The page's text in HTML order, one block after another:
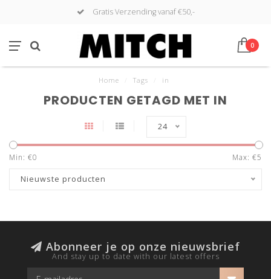
Gratis Verzending vanaf €50,-
0
Home Tags in
PRODUCTEN GETAGD MET IN
24
Min: €0 Max: €5
Nieuwste producten
Abonneer je op onze nieuwsbrief
And stay up to date with our latest offers